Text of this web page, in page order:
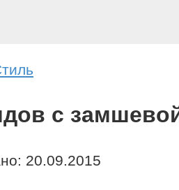
с
20.09.2015